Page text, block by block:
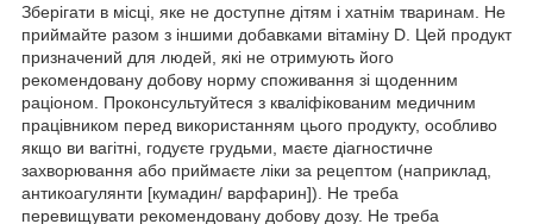
Зберігати в місці, яке не доступне дітям і хатнім тваринам. Не
приймайте разом з іншими добавками вітаміну D. Цей продукт
призначений для людей, які не отримують його
рекомендовану добову норму споживання зі щоденним
раціоном. Проконсультуйтеся з кваліфікованим медичним
працівником перед використанням цього продукту, особливо
якщо ви вагітні, годуєте грудьми, маєте діагностичне
захворювання або приймаєте ліки за рецептом (наприклад,
антикоагулянти [кумадин/ варфарин]). Не треба
перевищувати рекомендовану добову дозу. Не треба